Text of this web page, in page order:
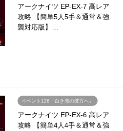
アークナイツ EP-EX-7 高レア
攻略 【簡単5人5手＆通常＆強
襲対応版】…
イベント126「白き海の彼方へ」
アークナイツ EP-EX-6 高レア
攻略 【簡単4人4手＆通常＆強